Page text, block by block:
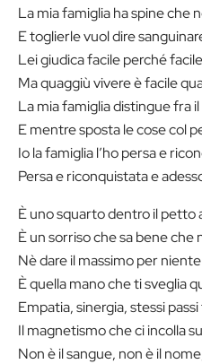
La mia famiglia ha spine che
E toglierle vuol dire
Lei giudica facile perché
Ma quaggiù vivere è facile
La mia famiglia distingue fra il
E mentre sposta le cose col
Io la famiglia l’ho persa e
Persa e riconquistata e
È uno squarto dentro il petto
È un sorriso che sa bene che
Nè dare il massimo per
È quella mano che ti sveglia
Empatia, sinergia, stessi
Il magnetismo che ci incolla
Non è il sangue, non è il